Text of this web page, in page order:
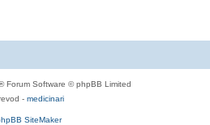
Forum Software © phpBB Limited
- medicinari
SiteMaker